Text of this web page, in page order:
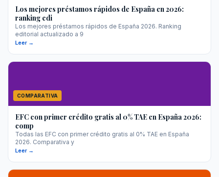
Los mejores préstamos rápidos de España en 2026:
ranking edi
Los mejores préstamos rápidos de España 2026. Ranking
editorial actualizado a 9
Leer →
COMPARATIVA
EFC con primer crédito gratis al 0% TAE en España 2026:
comp
Todas las EFC con primer crédito gratis al 0% TAE en España
2026. Comparativa y
Leer →